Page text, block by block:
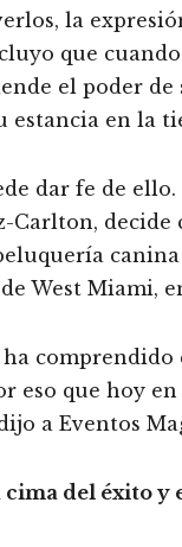
la
que
el poder de
estancia en la
dar fe de
Carlton, decide
West Miami,
ha
eso que hoy
a Eventos
cima del éxito